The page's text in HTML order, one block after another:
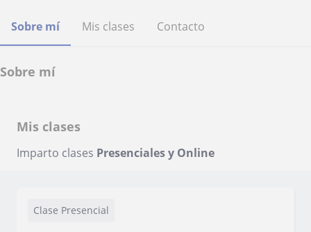
Sobre mí Mis clases Contacto
Sobre mí
Mis clases
Imparto clases Presenciales y Online
Clase Presencial